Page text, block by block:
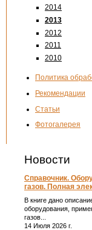
2014
2013
2012
2011
2010
Политика
Рекомендации
Статьи
Фотогалерея
Новости
Справочник.
газов. Полная
В книге дано
оборудования,
газов...
14 Июля 2026 г.